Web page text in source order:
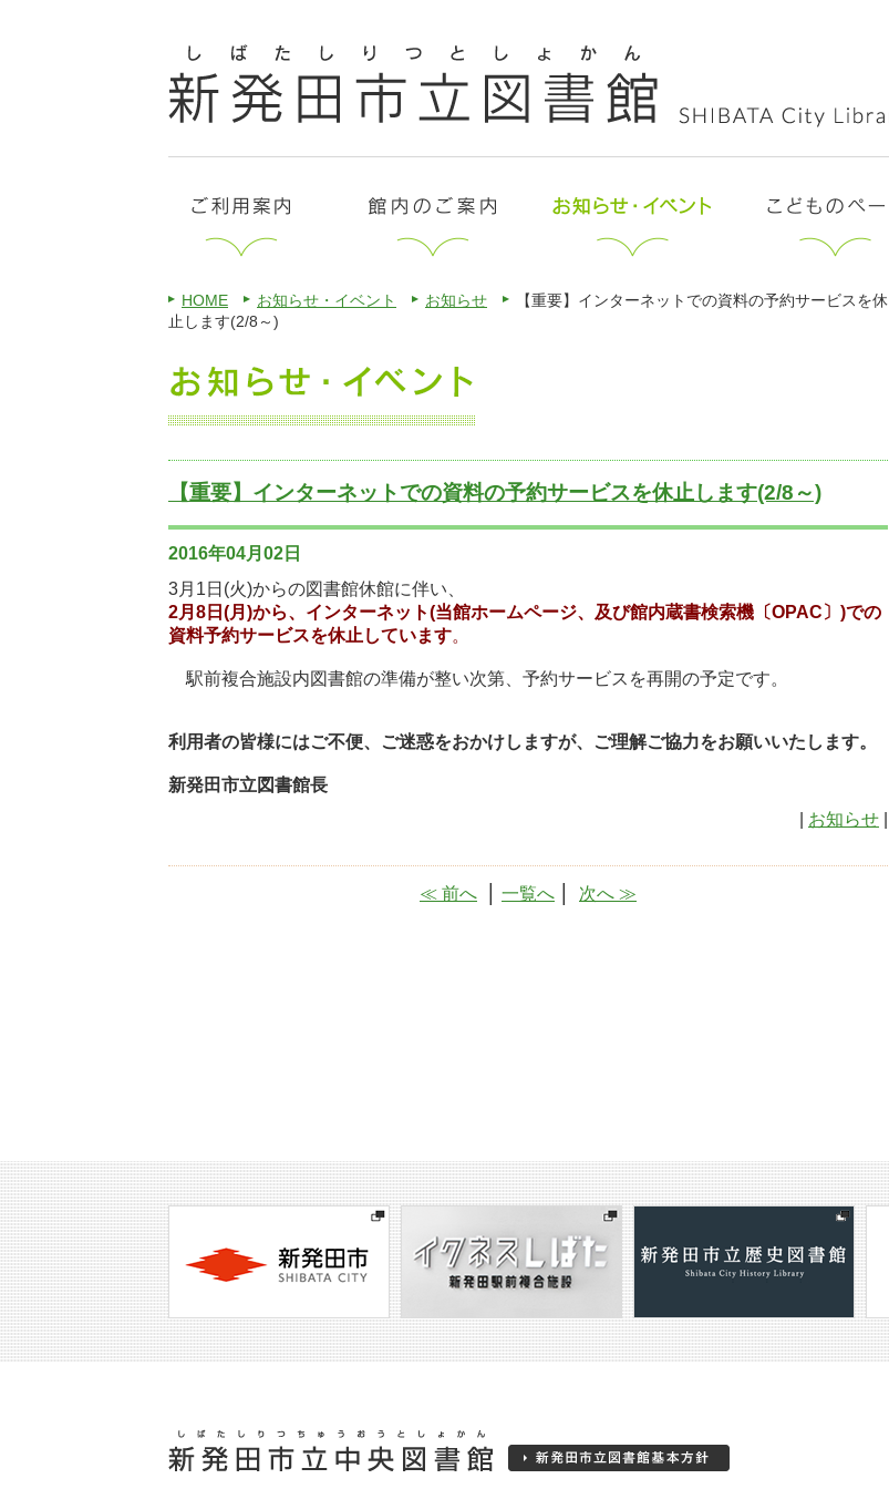
HOME お知らせ・イベント お知らせ
【重要】インターネットでの資料の予約サービスを休
止します(2/8～)
【重要】インターネットでの資料の予約サービスを休止します(2/8～)
2016年04月02日
3月1日(火)からの図書館休館に伴い、
2月8日(月)から、インターネット(当館ホームページ、及び館内蔵書検索機〔OPAC〕)での
資料予約サービスを休止しています。
駅前複合施設内図書館の準備が整い次第、予約サービスを再開の予定です。
利用者の皆様にはご不便、ご迷惑をおかけしますが、ご理解ご協力をお願いいたします。
新発田市立図書館長
お知らせ
≪ 前へ 一覧へ 次へ ≫